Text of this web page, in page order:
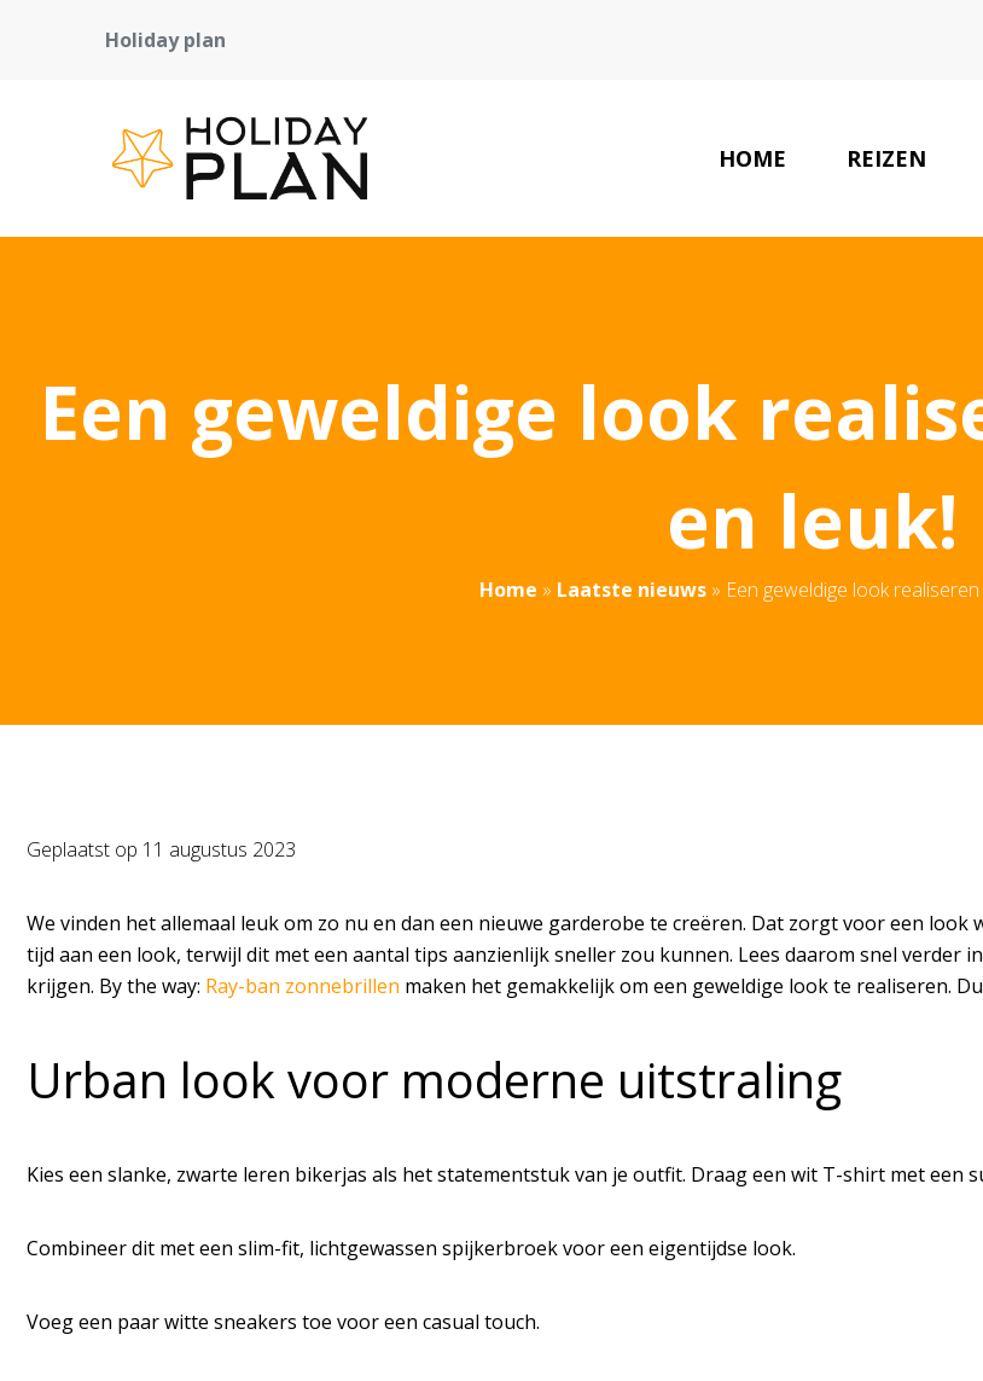
Holiday plan
HOME REIZEN
Een geweldige look
en leuk!
Home » Laatste nieuws» Een geweldige look realiseren
Geplaatst op 11 augustus 2023
We vinden het allemaal leuk om zo nu en dan een nieuwe garderobe te creëren. Dat zorgt voor een
tijd aan een look, terwijl dit met een aantal tips aanzienlijk sneller zou kunnen. Lees daarom snel verder
krijgen. By the way: Ray-ban zonnebrillen maken het gemakkelijk om een geweldige look te realiseren.
Urban look voor moderne uitstraling
Kies een slanke, zwarte leren bikerjas als het statementstuk van je outfit. Draag een wit T-shirt met
Combineer dit met een slim-fit, lichtgewassen spijkerbroek voor een eigentijdse look.
Voeg een paar witte sneakers toe voor een casual touch.